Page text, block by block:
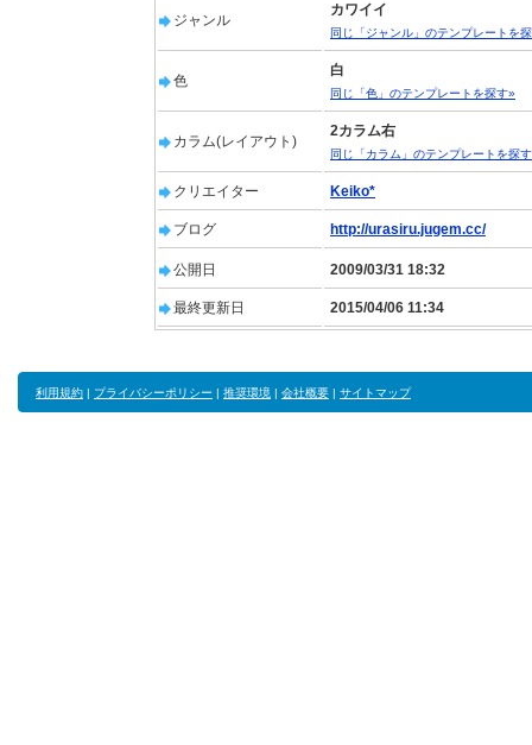
ジャンル
カワイイ
同じ「ジャンル」のテンプレートを
色
白
同じ「色」のテンプレートを探す»
カラム(レイアウト)
2カラム右
同じ「カラム」のテンプレートを探
クリエイター Keiko*
ブログ http://urasiru.jugem.cc/
公開日 2009/03/31 18:32
最終更新日 2015/04/06 11:34
利用規約 | プライバシーポリシー | 推奨環境 | 会社概要 | サイトマップ